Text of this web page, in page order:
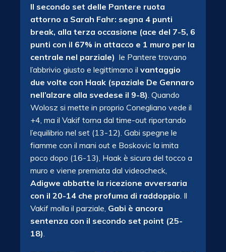
Il secondo set delle Pantere ruota
attorno a Sarah Fahr: segna 4 punti
break, alla terza occasione (ace del 7-5, 6
punti con il 67% in attacco e 1 muro per la
centrale nel parziale) le Pantere trovano
l’abbrivio giusto e legittimano il vantaggio
due volte con Haak (spaziale De Gennaro
nell’alzare alla svedese il 9-8) . Quando
Wolosz si mette in proprio Conegliano vede il
+4, ma il Vakif torna dal time-out riportando
l’equilibrio nel set (13-12). Gabi spegne le
fiamme con il mani out e Boskovic la imita
poco dopo (16-13), Haak è sicura del tocco a
muro e viene premiata dal videocheck,
Adigwe abbatte la ricezione avversaria
con il 20-14 che profuma di raddoppio . Il
Vakif molla il parziale, Gabi è ancora
sentenza con il secondo set point (25-
18)